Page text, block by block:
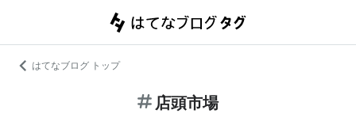
はてなブログ トップ
店頭市場